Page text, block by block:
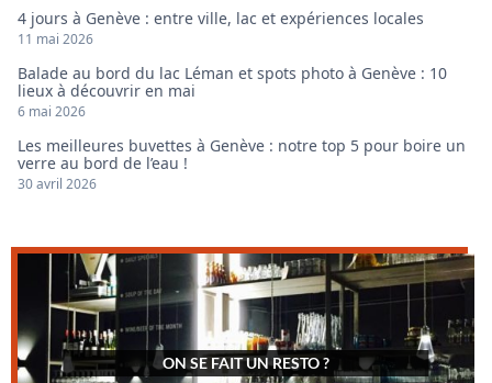
4 jours à Genève : entre ville, lac et expériences locales
11 mai 2026
Balade au bord du lac Léman et spots photo à Genève : 10
lieux à découvrir en mai
6 mai 2026
Les meilleures buvettes à Genève : notre top 5 pour boire un
verre au bord de l’eau !
30 avril 2026
ON SE FAIT UN RESTO ?